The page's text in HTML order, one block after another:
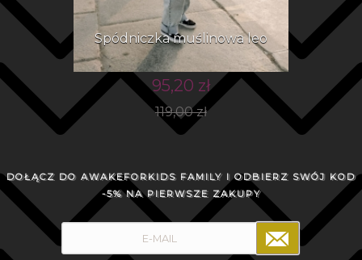
Spódniczka muślinowa leo
95,20 zł
119,00 zł
DOŁĄCZ DO AWAKEFORKIDS FAMILY I ODBIERZ SWÓJ KOD
-5% NA PIERWSZE ZAKUPY